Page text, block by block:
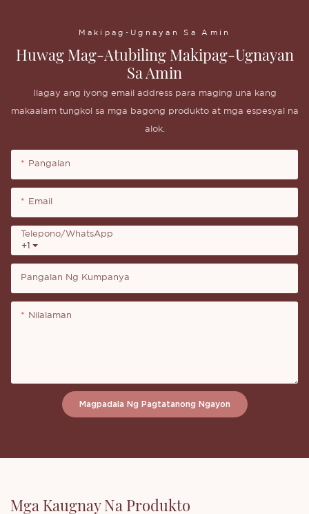
Makipag-Ugnayan Sa Amin
Huwag Mag-Atubiling Makipag-Ugnayan
Sa Amin
Ilagay ang iyong email address para maging una kang
makaalam tungkol sa mga bagong produkto at mga espesyal na
alok.
Pangalan
Email
+1
Telepono/whatsApp
Pangalan Ng Kumpanya
Nilalaman
Magpadala Ng Pagtatanong Ngayon
Mga Kaugnay Na Produkto